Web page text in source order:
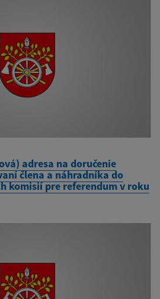
adresa na doručenie
člena a náhradníka do
komisií pre referendum v roku